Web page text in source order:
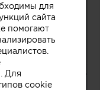
для
сайта
помогают
Для
cookie